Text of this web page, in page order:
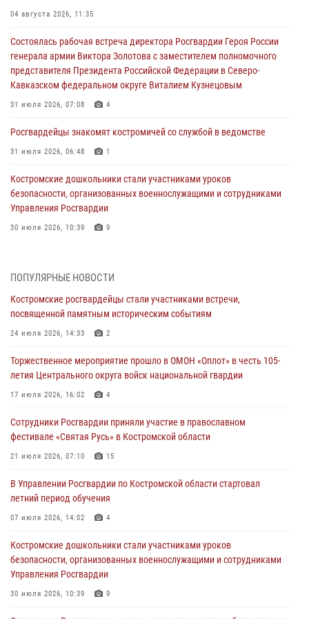
04 августа 2026, 11:35
Состоялась рабочая встреча директора Росгвардии Героя России
генерала армии Виктора Золотова с заместителем полномочного
представителя Президента Российской Федерации в Северо-
Кавказском федеральном округе Виталием Кузнецовым
31 июля 2026, 07:08 4
Росгвардейцы знакомят костромичей со службой в ведомстве
31 июля 2026, 06:48 1
Костромские дошкольники стали участниками уроков
безопасности, организованных военнослужащими и сотрудниками
Управления Росгвардии
30 июля 2026, 10:39 9
Cотрудники Росгвардии и их семьи приняли участие в богослужении
в честь князя Владимира в Костроме
Более пятидесяти поступивших сигналов отработали костромские
росгвардейцы за прошедшую неделю
«Росгвардия. Вехи истории»: послевоенный опыт войск
правопорядка за пределами СССР (видео)
Костромские росгвардейцы стали участниками встречи,
посвященной памятным историческим событиям
ПОПУЛЯРНЫЕ НОВОСТИ
Костромские росгвардейцы стали участниками встречи,
посвященной памятным историческим событиям
24 июля 2026, 14:33 2
Торжественное мероприятие прошло в ОМОН «Оплот» в честь 105-
летия Центрального округа войск национальной гвардии
17 июля 2026, 16:02 4
Сотрудники Росгвардии приняли участие в православном
фестивале «Святая Русь» в Костромской области
21 июля 2026, 07:10 15
В Управлении Росгвардии по Костромской области стартовал
летний период обучения
07 июля 2026, 14:02 4
Костромские дошкольники стали участниками уроков
безопасности, организованных военнослужащими и сотрудниками
Управления Росгвардии
30 июля 2026, 10:39 9